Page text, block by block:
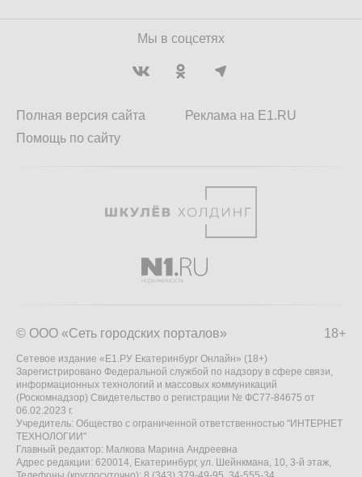
Мы в соцсетях
Полная версия сайта
Помощь по сайту
Реклама на E1.RU
18+
© ООО «Сеть городских порталов»
Сетевое издание «Е1.РУ Екатеринбург Онлайн» (18+)
Зарегистрировано Федеральной службой по надзору в сфере связи,
информационных технологий и массовых коммуникаций
(Роскомнадзор) Свидетельство о регистрации № ФС77-84675 от
06.02.2023 г.
Учредитель: Общество с ограниченной ответственностью "ИНТЕРНЕТ
ТЕХНОЛОГИИ"
Главный редактор: Малкова Марина Андреевна
Адрес редакции: 620014, Екатеринбург, ул. Шейнкмана, 10, 3-й этаж,